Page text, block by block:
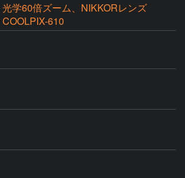
光学60倍ズーム、NIKKORレンズ
COOLPIX-610